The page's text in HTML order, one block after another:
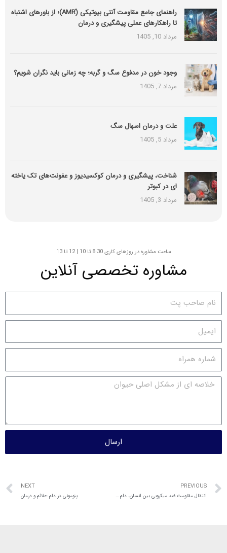
راهنمای جامع مقاومت آنتی بیوتیکی (َAMR)؛ از باورهای اشتباه
تا راهکارهای عملی پیشگیری و درمان
مرداد 10, 1405
وجود خون در مدفوع سگ و گربه؛ چه زمانی باید نگران شویم؟
مرداد 7, 1405
علت و درمان اسهال سگ
مرداد 5, 1405
شناخت، پیشگیری و درمان کوکسیدیوز و عفونت‌های تک یاخته
ای در کبوتر
مرداد 3, 1405
ساعت مشاوره در روزهای کاری 8:30 تا 10 | 12 تا 13
مشاوره تخصصی آنلاین
ارسال
PREVIOUS
انتقال مقاومت ضد میکروبی بین انسان، دام و محیط
NEXT
پنومونی در دام ؛علائم و درمان